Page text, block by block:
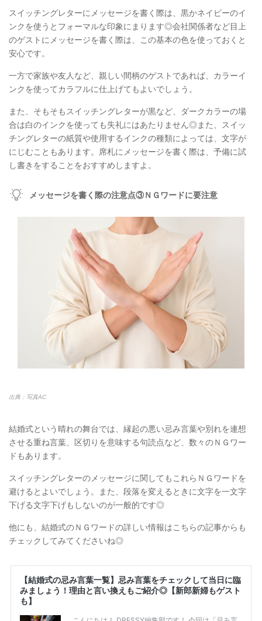
スイッチングレターにメッセージを書く際は、黒かネイビーのイ
ンクを使うとフォーマルな印象にまります◎会社関係者など目上
のゲストにメッセージを書く際は、この基本の色を使っておくと
安心です。
一方で家族や友人など、親しい間柄のゲストであれば、カラーイ
ンクを使ってカラフルに仕上げてもよいでしょう。
また、そもそもスイッチングレターが黒など、ダークカラーの場
合は白のインクを使っても失礼にはあたりません◎また、スイッ
チングレターの紙質や使用するインクの種類によっては、文字が
にじむこともあります。席札にメッセージを書く際は、予備に試
し書きをすることをおすすめしますよ。
メッセージを書く際の注意点③ＮＧワードに要注意
出典：写真AC
結婚式という晴れの舞台では、縁起の悪い忌み言葉や別れを連想
させる重ね言葉、区切りを意味する句読点など、数々のＮＧワー
ドもあります。
スイッチングレターのメッセージに関してもこれらＮＧワードを
避けるとよいでしょう。また、段落を変えるときに文字を一文字
下げる文字下げもしないのが一般的です◎
他にも、結婚式のＮＧワードの詳しい情報はこちらの記事からも
チェックしてみてくださいね◎